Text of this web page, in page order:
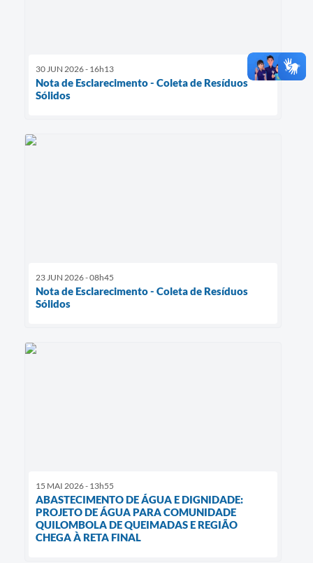
30 JUN 2026 - 16h13
Nota de Esclarecimento - Coleta de Resíduos
Sólidos
23 JUN 2026 - 08h45
Nota de Esclarecimento - Coleta de Resíduos
Sólidos
15 MAI 2026 - 13h55
ABASTECIMENTO DE ÁGUA E DIGNIDADE:
PROJETO DE ÁGUA PARA COMUNIDADE
QUILOMBOLA DE QUEIMADAS E REGIÃO
CHEGA À RETA FINAL